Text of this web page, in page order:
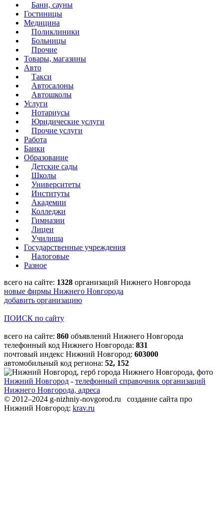
Бани, сауны
Гостиницы
Медицина
Поликлиники
Больницы
Прочие
Товары, магазины
Авто
Такси
Автосалоны
Автошколы
Услуги
Нотариусы
Юридические услуги
Прочие услуги
Работа
Банки
Образование
Детские сады
Школы
Университеты
Институты
Академии
Колледжи
Гимназии
Лицеи
Училища
Государственные учреждения
Налоговые
Разное
всего на сайте: 1328 организаций Нижнего Новгорода
новые фирмы Нижнего Новгорода
добавить организацию
ПОИСК по сайту
всего на сайте: 860 объявлений Нижнего Новгорода
телефонный код Нижнего Новгорода: 831
почтовый индекс Нижний Новгород: 603000
автомобильный код региона: 52, 152
Нижний Новгород - телефонный справочник организаций
Нижнего Новгорода, адреса
© 2012–2024 g-nizhniy-novgorod.ru создание сайта про
Нижний Новгород: krav.ru